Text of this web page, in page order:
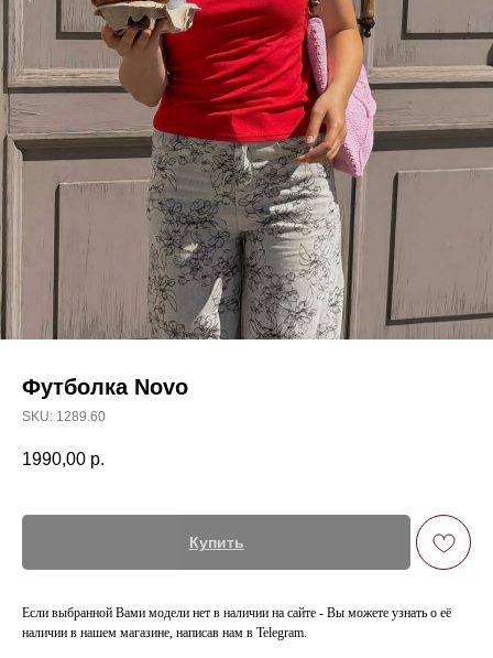
Футболка Novo
SKU: 1289.60
1990,00 р.
Купить
Если выбранной Вами модели нет в наличии на сайте - Вы можете узнать о её
наличии в нашем магазине, написав нам в Telegram.